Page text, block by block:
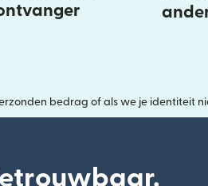
bedrag of als we je identiteit